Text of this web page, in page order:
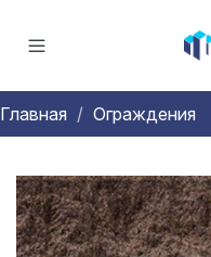
Главная Ограждения